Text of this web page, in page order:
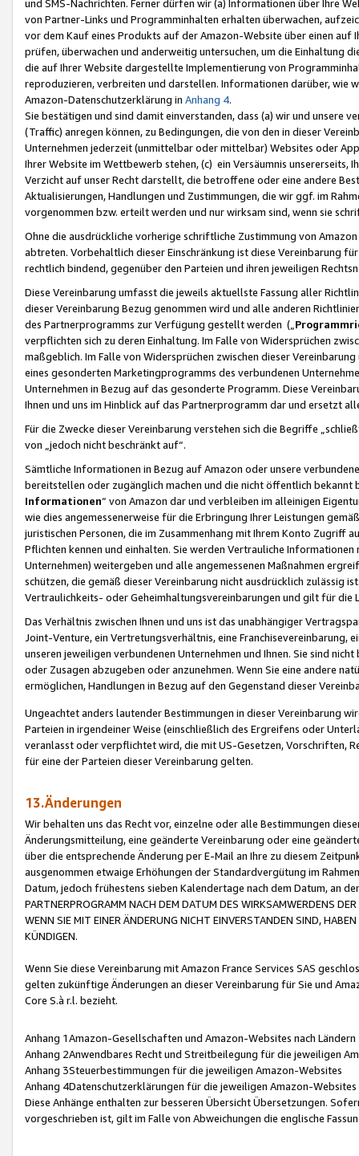
und SMS-Nachrichten. Ferner dürfen wir (a) Informationen über Ihre
von Partner-Links und Programminhalten erhalten überwachen,
vor dem Kauf eines Produkts auf der Amazon-Website über einen
prüfen, überwachen und anderweitig untersuchen, um die Einhaltung
die auf Ihrer Website dargestellte Implementierung von
reproduzieren, verbreiten und darstellen. Informationen darüber, wie
Amazon-Datenschutzerklärung in Anhang 4.
Sie bestätigen und sind damit einverstanden, dass (a) wir und
(Traffic) anregen können, zu Bedingungen, die von den in dieser
Unternehmen jederzeit (unmittelbar oder mittelbar) Websites oder
Ihrer Website im Wettbewerb stehen, (c) ein Versäumnis unsererseits,
Verzicht auf unser Recht darstellt, die betroffene oder eine andere
Aktualisierungen, Handlungen und Zustimmungen, die wir ggf. im
vorgenommen bzw. erteilt werden und nur wirksam sind, wenn sie
Ohne die ausdrückliche vorherige schriftliche Zustimmung von
abtreten. Vorbehaltlich dieser Einschränkung ist diese Vereinbarung
rechtlich bindend, gegenüber den Parteien und ihren jeweiligen
Diese Vereinbarung umfasst die jeweils aktuellste Fassung aller
dieser Vereinbarung Bezug genommen wird und alle anderen
des Partnerprogramms zur Verfügung gestellt werden („
verpflichten sich zu deren Einhaltung. Im Falle von Widersprüchen
maßgeblich. Im Falle von Widersprüchen zwischen dieser
eines gesonderten Marketingprogramms des verbundenen
Unternehmen in Bezug auf das gesonderte Programm. Diese
Ihnen und uns im Hinblick auf das Partnerprogramm dar und ersetzt
Für die Zwecke dieser Vereinbarung verstehen sich die Begriffe
von „jedoch nicht beschränkt auf“.
Sämtliche Informationen in Bezug auf Amazon oder unsere
bereitstellen oder zugänglich machen und die nicht öffentlich
Informationen“ von Amazon dar und verbleiben im alleinigen
wie dies angemessenerweise für die Erbringung Ihrer Leistungen
juristischen Personen, die im Zusammenhang mit Ihrem Konto
Pflichten kennen und einhalten. Sie werden Vertrauliche
Unternehmen) weitergeben und alle angemessenen Maßnahmen
schützen, die gemäß dieser Vereinbarung nicht ausdrücklich zulässig
Vertraulichkeits- oder Geheimhaltungsvereinbarungen und gilt für die
Das Verhältnis zwischen Ihnen und uns ist das unabhängiger
Joint-Venture, ein Vertretungsverhältnis, eine Franchisevereinbarung,
unseren jeweiligen verbundenen Unternehmen und Ihnen. Sie sind
oder Zusagen abzugeben oder anzunehmen. Wenn Sie eine andere
ermöglichen, Handlungen in Bezug auf den Gegenstand dieser
Ungeachtet anders lautender Bestimmungen in dieser Vereinbarung
Parteien in irgendeiner Weise (einschließlich des Ergreifens oder
veranlasst oder verpflichtet wird, die mit US-Gesetzen, Vorschriften,
für eine der Parteien dieser Vereinbarung gelten.
13.Änderungen
Wir behalten uns das Recht vor, einzelne oder alle Bestimmungen
Änderungsmitteilung, eine geänderte Vereinbarung oder eine
über die entsprechende Änderung per E-Mail an Ihre zu diesem
ausgenommen etwaige Erhöhungen der Standardvergütung im
Datum, jedoch frühestens sieben Kalendertage nach dem Datum, an
PARTNERPROGRAMM NACH DEM DATUM DES WIRKSAMWERDENS
WENN SIE MIT EINER ÄNDERUNG NICHT EINVERSTANDEN SIND,
KÜNDIGEN.
Wenn Sie diese Vereinbarung mit Amazon France Services SAS
gelten zukünftige Änderungen an dieser Vereinbarung für Sie und
Core S.à r.l. bezieht.
Anhang 1Amazon-Gesellschaften und Amazon-Websites nach Ländern
Anhang 2Anwendbares Recht und Streitbeilegung für die jeweiligen
Anhang 3Steuerbestimmungen für die jeweiligen Amazon-Websites
Anhang 4Datenschutzerklärungen für die jeweiligen Amazon-Websites
Diese Anhänge enthalten zur besseren Übersicht Übersetzungen.
vorgeschrieben ist, gilt im Falle von Abweichungen die englische